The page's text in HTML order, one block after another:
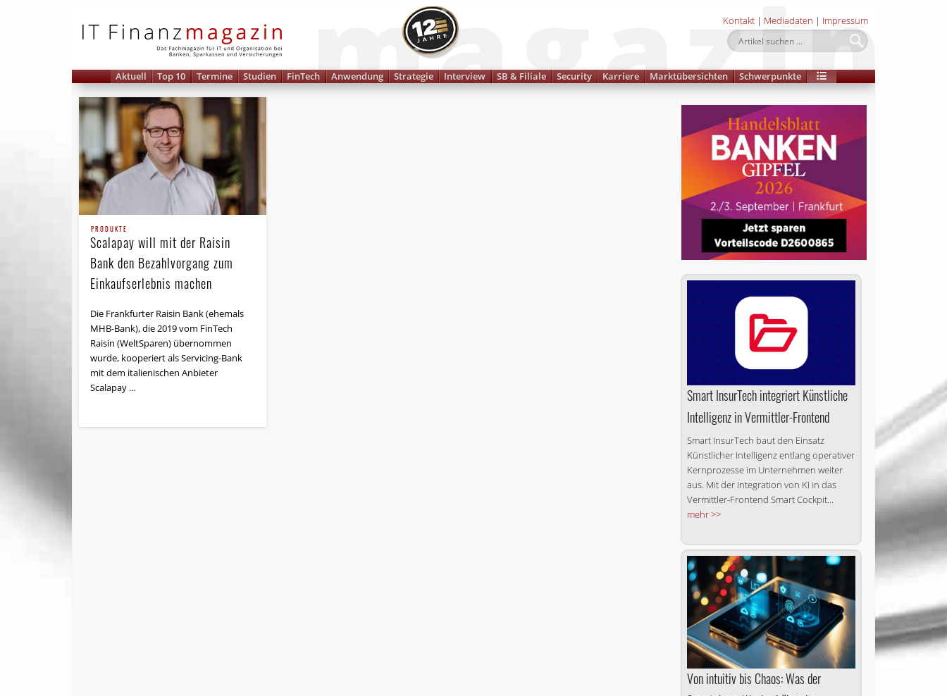
Kontakt | Mediadaten | Impressum
Aktuell Top 10 Termine Studien FinTech Anwendung Strategie Interview SB & Filiale Security Karriere Marktübersichten Schwerpunkte
PRODUKTE
Scalapay will mit der Raisin
Bank den Bezahlvorgang zum
Einkaufserlebnis machen
Die Frankfurter Raisin Bank (ehemals
MHB-Bank), die 2019 vom FinTech
Raisin (WeltSparen) übernommen
wurde, kooperiert als Servicing-Bank
mit dem italienischen Anbieter
Scalapay …
Smart InsurTech integriert Künstliche
Intelligenz in Vermittler-Frontend
Smart InsurTech baut den Einsatz
Künstlicher Intelligenz entlang operativer
Kernprozesse im Unternehmen weiter
aus. Mit der Integration von KI in das
Vermittler-Frontend Smart Cockpit...
mehr >>
Von intuitiv bis Chaos: Was der